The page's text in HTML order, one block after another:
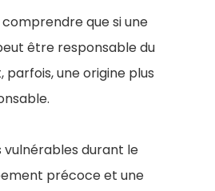
que si une
être responsable du
une origine plus
vulnérables durant le
précoce et une